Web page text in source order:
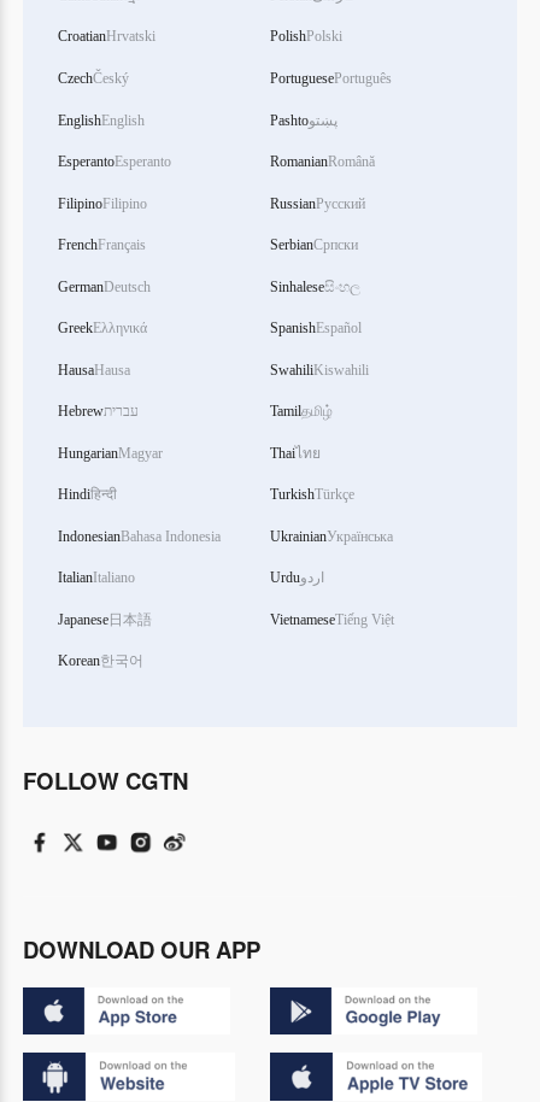
CroatianHrvatski
CzechČeský
EnglishEnglish
EsperantoEsperanto
FilipinoFilipino
FrenchFrançais
GermanDeutsch
GreekΕλληνικά
HausaHausa
Hebrewעברית
HungarianMagyar
Hindiहिन्दी
IndonesianBahasa Indonesia
ItalianItaliano
Japanese日本語
Korean한국어
PolishPolski
PortuguesePortuguês
Pashtoپښتو
RomanianRomână
RussianРусский
SerbianСрпски
Sinhaleseසිංහල
SpanishEspañol
SwahiliKiswahili
Tamilதமிழ்
Thaiไทย
TurkishTürkçe
UkrainianУкраїнська
Urduاردو
VietnameseTiếng Việt
FOLLOW CGTN
DOWNLOAD OUR APP